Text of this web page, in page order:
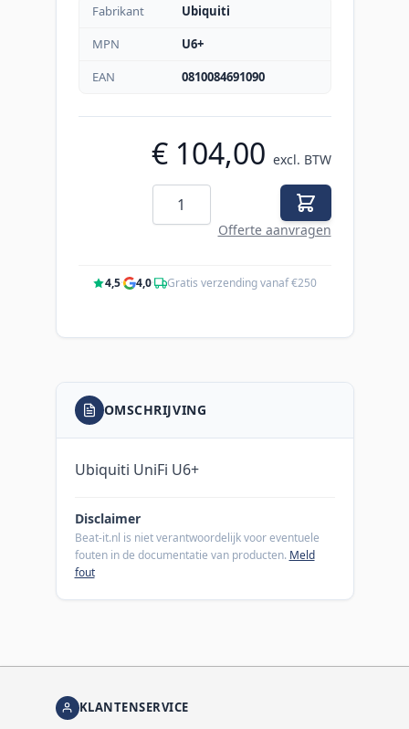
Fabrikant
Ubiquiti
MPN
U6+
EAN
0810084691090
€ 104,00 excl. BTW
Aantal
Offerte aanvragen
4,5· 4,0· Gratis verzending vanaf €250
OMSCHRIJVING
Ubiquiti UniFi U6+
Disclaimer
Beat-it.nl is niet verantwoordelijk voor eventuele
fouten in de documentatie van producten. Meld
fout
KLANTENSERVICE